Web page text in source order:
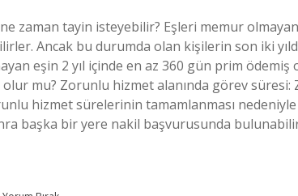
zaman tayin isteyebilir? Eşleri memur
Ancak bu durumda olan kişilerin son iki
eşin 2 yıl içinde en az 360 gün prim ödemiş
mu? Zorunlu hizmet alanında görev
hizmet sürelerinin tamamlanması
başka bir yere nakil başvurusunda